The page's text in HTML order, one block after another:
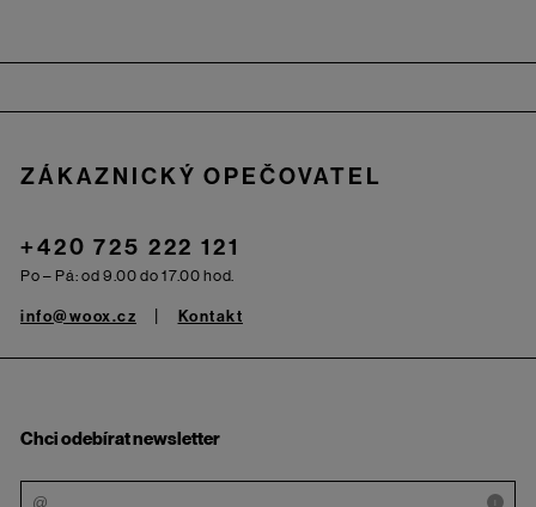
ZÁKAZNICKÝ OPEČOVATEL
+420 725 222 121
Po – Pá: od 9.00 do 17.00 hod.
info@woox.cz Kontakt
Chci odebírat newsletter
i